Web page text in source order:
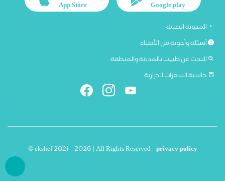
Google play
App Store
المدونة الطبية
أسئلة وأجوبة من الأطباء
البحث عن طبيب بالمدينة والمنطقة
حاسبة السعرات الحرارية
© ekshef 2021 - 2026 | All Rights Reserved -privacy policy